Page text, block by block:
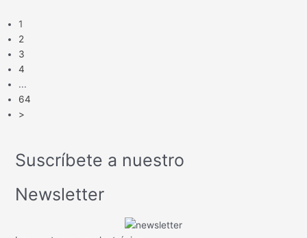
1
2
3
4
...
64
>
Suscríbete a nuestro
Newsletter